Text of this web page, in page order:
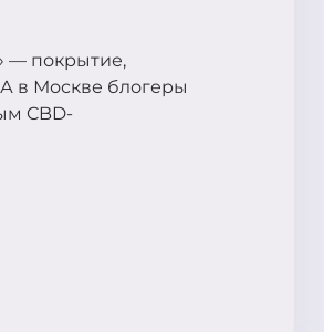
— покрытие,
в Москве блогеры
CBD-